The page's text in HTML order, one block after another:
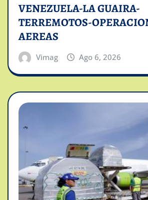
VENEZUELA-LA GUAIRA-
TERREMOTOS-
AEREAS
Vimag Ago 6, 2026